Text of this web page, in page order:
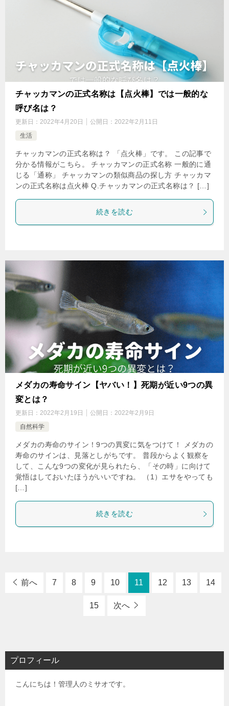
チャッカマンの正式名称は【点火棒】では一般的な
呼び名は？
更新日： 2022年4月20日 公開日： 2022年2月11日
生活
チャッカマンの正式名称は？ 「点火棒」です。 この記事で
分かる情報がこちら。 チャッカマンの正式名称 一般的に通
じる「通称」 チャッカマンの類似商品の探し方 チャッカマ
ンの正式名称は点火棒 Q.チャッカマンの正式名称は？ […]
続きを読む
メダカの寿命サイン【ヤバい！】死期が近い9つの異
変とは？
更新日： 2022年2月19日 公開日： 2022年2月9日
自然科学
メダカの寿命のサイン！9つの異変に気をつけて！ メダカの
寿命のサインは、見落としがちです。 普段からよく観察を
して、こんな9つの変化が見られたら、「その時」に向けて
覚悟はしておいたほうがいいですね。 （1）エサをやっても
[…]
続きを読む
前へ 7 8 9 10 11 12 13 14
15 次へ
プロフィール
こんにちは！管理人のミサオです。